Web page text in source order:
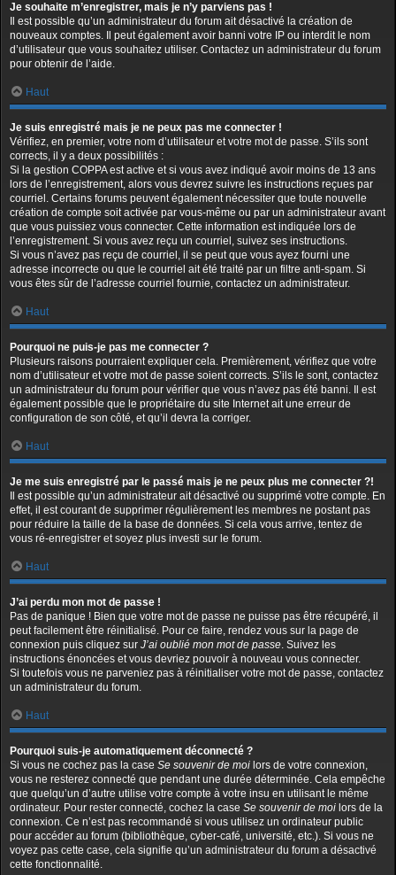
Je souhaite m’enregistrer, mais je n’y parviens pas !
Il est possible qu’un administrateur du forum ait désactivé la création de
nouveaux comptes. Il peut également avoir banni votre IP ou interdit le nom
d’utilisateur que vous souhaitez utiliser. Contactez un administrateur du forum
pour obtenir de l’aide.
Haut
Je suis enregistré mais je ne peux pas me connecter !
Vérifiez, en premier, votre nom d’utilisateur et votre mot de passe. S’ils sont
corrects, il y a deux possibilités :
Si la gestion COPPA est active et si vous avez indiqué avoir moins de 13 ans
lors de l’enregistrement, alors vous devrez suivre les instructions reçues par
courriel. Certains forums peuvent également nécessiter que toute nouvelle
création de compte soit activée par vous-même ou par un administrateur avant
que vous puissiez vous connecter. Cette information est indiquée lors de
l’enregistrement. Si vous avez reçu un courriel, suivez ses instructions.
Si vous n’avez pas reçu de courriel, il se peut que vous ayez fourni une
adresse incorrecte ou que le courriel ait été traité par un filtre anti-spam. Si
vous êtes sûr de l’adresse courriel fournie, contactez un administrateur.
Haut
Pourquoi ne puis-je pas me connecter ?
Plusieurs raisons pourraient expliquer cela. Premièrement, vérifiez que votre
nom d’utilisateur et votre mot de passe soient corrects. S’ils le sont, contactez
un administrateur du forum pour vérifier que vous n’avez pas été banni. Il est
également possible que le propriétaire du site Internet ait une erreur de
configuration de son côté, et qu’il devra la corriger.
Haut
Je me suis enregistré par le passé mais je ne peux plus me connecter ?!
Il est possible qu’un administrateur ait désactivé ou supprimé votre compte. En
effet, il est courant de supprimer régulièrement les membres ne postant pas
pour réduire la taille de la base de données. Si cela vous arrive, tentez de
vous ré-enregistrer et soyez plus investi sur le forum.
Haut
J’ai perdu mon mot de passe !
Pas de panique ! Bien que votre mot de passe ne puisse pas être récupéré, il
peut facilement être réinitialisé. Pour ce faire, rendez vous sur la page de
connexion puis cliquez sur J’ai oublié mon mot de passe. Suivez les
instructions énoncées et vous devriez pouvoir à nouveau vous connecter.
Si toutefois vous ne parveniez pas à réinitialiser votre mot de passe, contactez
un administrateur du forum.
Haut
Pourquoi suis-je automatiquement déconnecté ?
Si vous ne cochez pas la case Se souvenir de moi lors de votre connexion,
vous ne resterez connecté que pendant une durée déterminée. Cela empêche
que quelqu’un d’autre utilise votre compte à votre insu en utilisant le même
ordinateur. Pour rester connecté, cochez la case Se souvenir de moi lors de la
connexion. Ce n’est pas recommandé si vous utilisez un ordinateur public
pour accéder au forum (bibliothèque, cyber-café, université, etc.). Si vous ne
voyez pas cette case, cela signifie qu’un administrateur du forum a désactivé
cette fonctionnalité.